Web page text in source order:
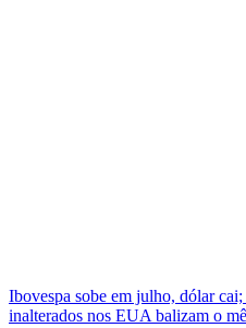
Ibovespa sobe em julho, dólar
inalterados nos EUA balizam o